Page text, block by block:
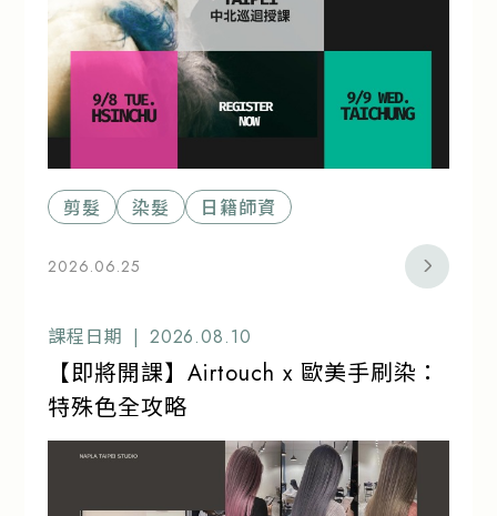
剪髮 染髮 日籍師資
2026.06.25
課程日期 | 2026.08.10
【即將開課】Airtouch x 歐美手刷染：
特殊色全攻略